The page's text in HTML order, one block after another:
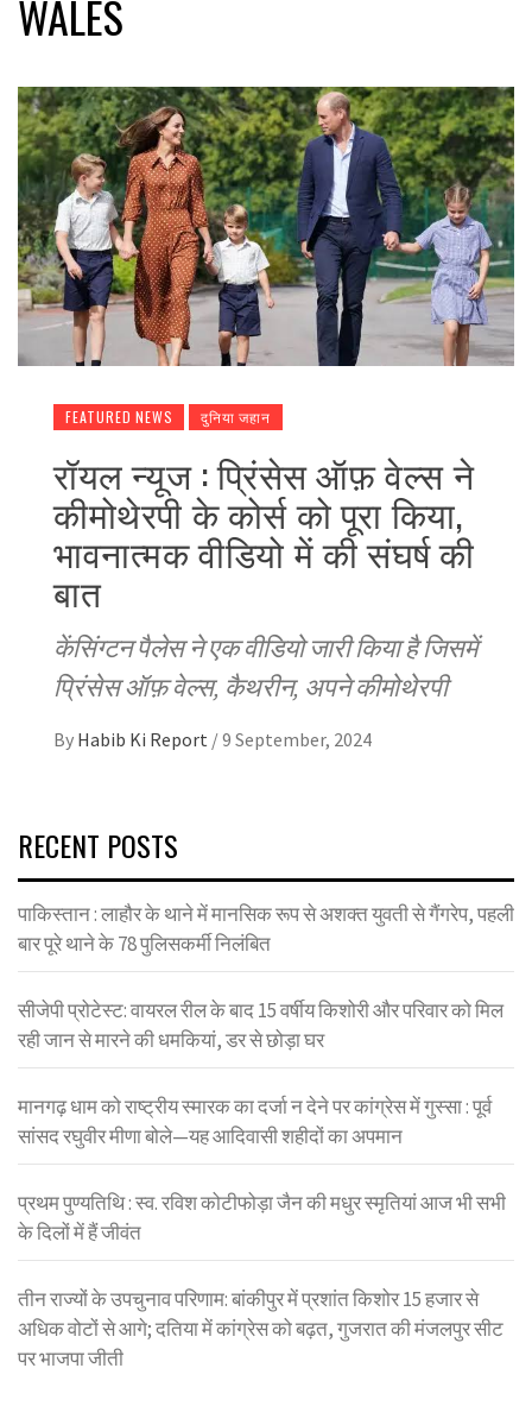
WALES
FEATURED NEWS दुनिया जहान
रॉयल न्यूज : प्रिंसेस ऑफ़ वेल्स ने
कीमोथेरपी के कोर्स को पूरा किया,
भावनात्मक वीडियो में की संघर्ष की
बात
केंसिंग्टन पैलेस ने एक वीडियो जारी किया है जिसमें
प्रिंसेस ऑफ़ वेल्स, कैथरीन, अपने कीमोथेरपी
By Habib Ki Report /9 September, 2024
RECENT POSTS
पाकिस्तान : लाहौर के थाने में मानसिक रूप से अशक्त युवती से गैंगरेप, पहली
बार पूरे थाने के 78 पुलिसकर्मी निलंबित
सीजेपी प्रोटेस्ट: वायरल रील के बाद 15 वर्षीय किशोरी और परिवार को मिल
रही जान से मारने की धमकियां, डर से छोड़ा घर
मानगढ़ धाम को राष्ट्रीय स्मारक का दर्जा न देने पर कांग्रेस में गुस्सा : पूर्व
सांसद रघुवीर मीणा बोले—यह आदिवासी शहीदों का अपमान
प्रथम पुण्यतिथि : स्व. रविश कोटीफोड़ा जैन की मधुर स्मृतियां आज भी सभी
के दिलों में हैं जीवंत
तीन राज्यों के उपचुनाव परिणाम: बांकीपुर में प्रशांत किशोर 15 हजार से
अधिक वोटों से आगे; दतिया में कांग्रेस को बढ़त, गुजरात की मंजलपुर सीट
पर भाजपा जीती